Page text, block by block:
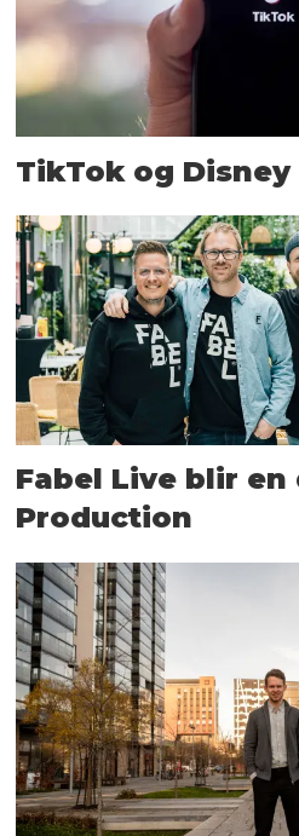
TikTok og
Fabel Live blir en
Production